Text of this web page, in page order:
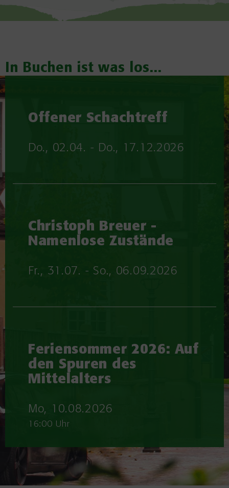
In Buchen ist was los...
Do., 02.04. - Do., 17.12.2026
Offener Schachtreff
Fr., 31.07. - So., 06.09.2026
Christoph Breuer -
Namenlose Zustände
Mo, 10.08.2026
16:00 Uhr
Feriensommer 2026: Auf
den Spuren des
Mittelalters